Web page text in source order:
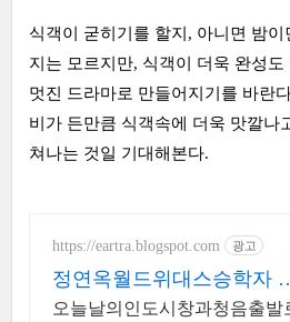
식객이 굳히기를 할지, 아니면 밤
지는 모르지만, 식객이 더욱 완성
멋진 드라마로 만들어지기를 바란
비가 든만큼 식객속에 더욱 맛깔나
쳐나는 것일 기대해본다.
https://eartra.blogspot.com 광고
정연옥월드위대스승학자
구원
오늘날의인도시창과청음출발